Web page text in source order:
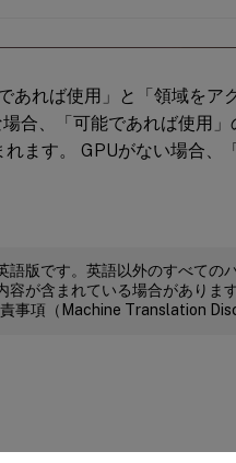
あれば使用」と「領域をア
合、「可能であれば使用」
ます。 GPUがない場合、
版です。英語以外のすべての
が含まれている場合がありま
事項（Machine Translation